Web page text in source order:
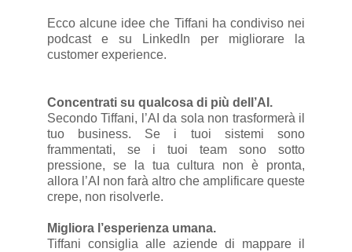
Ecco alcune idee che Tiffani ha condiviso nei
podcast e su LinkedIn per migliorare la
customer experience.
Concentrati su qualcosa di più dell’AI.
Secondo Tiffani, l’AI da sola non trasformerà il
tuo business. Se i tuoi sistemi sono
frammentati, se i tuoi team sono sotto
pressione, se la tua cultura non è pronta,
allora l’AI non farà altro che amplificare queste
crepe, non risolverle.
Migliora l’esperienza umana.
Tiffani consiglia alle aziende di mappare il